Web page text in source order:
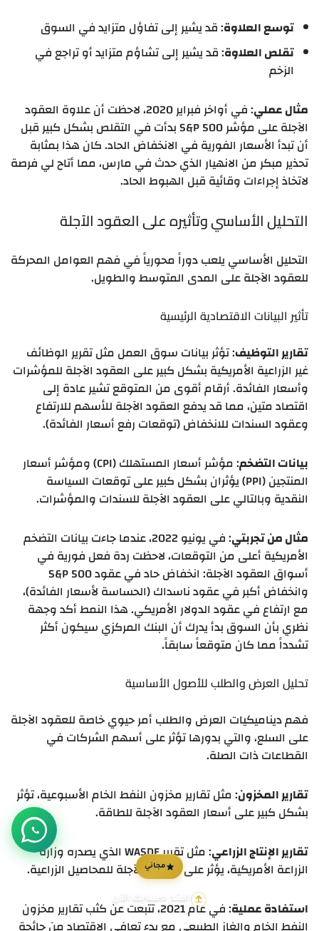
توسع العلاوة: قد يشير إلى تفاؤل متزايد في السوق
تقلص العلاوة: قد يشير إلى تشاؤم متزايد أو تراجع في
الزخم
مثال عملي
: في أواخر فبراير 2020، لاحظت أن علاوة العقود
الآجلة على مؤشر S&P 500 بدأت في التقلص بشكل كبير قبل
أن تبدأ الأسعار الفورية في الانخفاض الحاد. كان هذا بمثابة
تحذير مبكر من الانهيار الذي حدث في مارس، مما أتاح لي فرصة
لاتخاذ إجراءات وقائية قبل الهبوط الحاد.
التحليل الأساسي وتأثيره على العقود الآجلة
التحليل الأساسي يلعب دوراً محورياً في فهم العوامل المحركة
للعقود الآجلة على المدى المتوسط والطويل.
تأثير البيانات الاقتصادية الرئيسية
تقارير التوظيف: تؤثر بيانات سوق العمل مثل تقرير الوظائف
غير الزراعية الأمريكية بشكل كبير على العقود الآجلة للمؤشرات
وأسعار الفائدة. أرقام أقوى من المتوقع تشير عادة إلى
اقتصاد متين، مما قد يدفع العقود الآجلة للأسهم للارتفاع
وعقود السندات للانخفاض (توقعات رفع أسعار الفائدة).
بيانات التضخم
: مؤشر أسعار المستهلك (CPI) ومؤشر أسعار
المنتجين (PPI) يؤثران بشكل كبير على توقعات السياسة
النقدية وبالتالي على العقود الآجلة للسندات والمؤشرات.
مثال من تجربتي
: في يونيو 2022، عندما جاءت بيانات التضخم
الأمريكية أعلى من التوقعات، لاحظت ردة فعل فورية في
أسواق العقود الآجلة: انخفاض حاد في عقود S&P 500
وانخفاض أكبر في عقود ناسداك (الحساسة لأسعار الفائدة)،
مع ارتفاع في عقود الدولار الأمريكي. هذا النمط أكد وجهة
نظري بأن السوق بدأ يدرك أن البنك المركزي سيكون أكثر
تشدداً مما كان متوقعاً سابقاً.
تحليل العرض والطلب للأصول الأساسية
فهم ديناميكيات العرض والطلب أمر حيوي خاصة للعقود الآجلة
على السلع، والتي بدورها تؤثر على أسهم الشركات في
القطاعات ذات الصلة.
تقارير المخزون: مثل تقارير مخزون النفط الخام الأسبوعية، تؤثر
بشكل كبير على أسعار العقود الآجلة للطاقة.
تقارير الإنتاج الزراعي
: مثل تقرير WASDE الذي يصدره وزارة
الزراعة الأمريكية، يؤثر على العقود الآجلة للمحاصيل الزراعية.
استفادة عملية
: في عام 2021، تتبعت عن كثب تقارير مخزون
النفط الخام والغاز الطبيعي مع بدء تعافي الاقتصاد من جائحة
مجاني
افتح حسابك الآن